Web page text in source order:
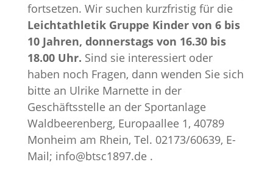
fortsetzen. Wir suchen kurzfristig für die
Leichtathletik Gruppe Kinder von 6 bis
10 Jahren, donnerstags von 16.30 bis
18.00 Uhr. Sind sie interessiert oder
haben noch Fragen, dann wenden Sie sich
bitte an Ulrike Marnette in der
Geschäftsstelle an der Sportanlage
Waldbeerenberg, Europaallee 1, 40789
Monheim am Rhein, Tel. 02173/60639, E-
Mail; info@btsc1897.de .